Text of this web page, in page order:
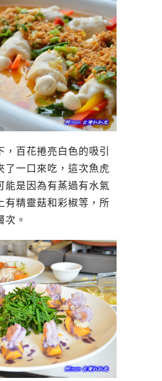
，百花捲亮白色的吸引
了一口來吃，這次魚虎
能是因為有蒸過有水氣
有精靈菇和彩椒等，所
次。